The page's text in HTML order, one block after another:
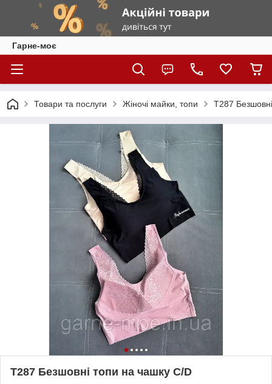
Гарне-моє
Товари та послуги Жіночі майки, топи Т287
Т287 Безшовні топи на чашку С/D